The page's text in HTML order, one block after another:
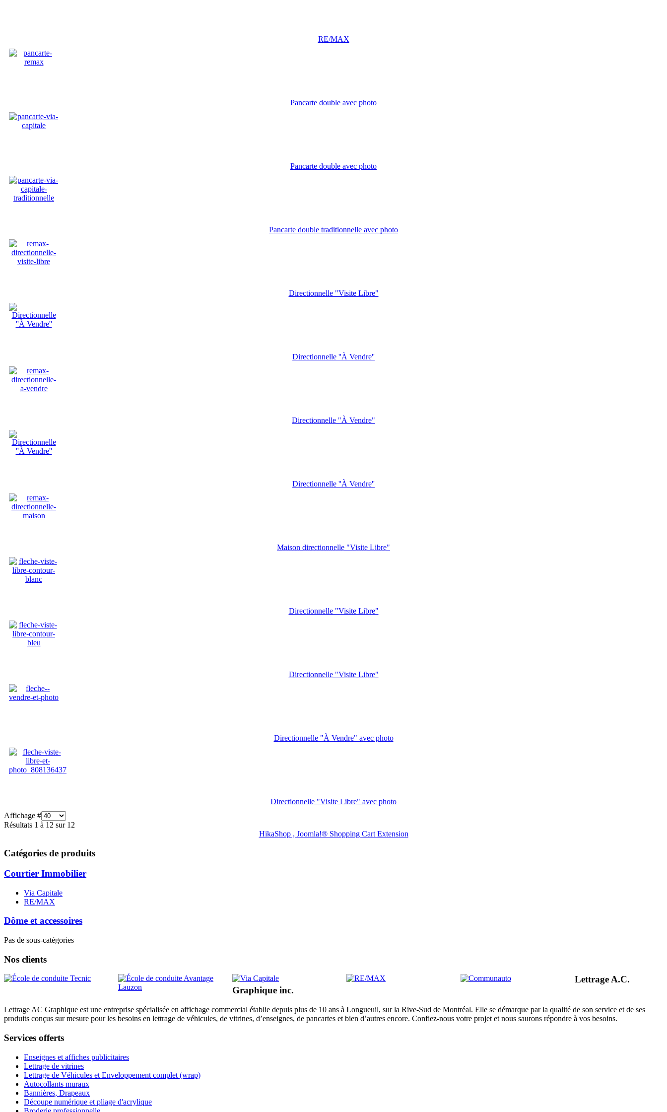
RE/MAX
Pancarte double avec photo
Pancarte double avec photo
Pancarte double traditionnelle avec photo
Directionnelle "Visite Libre"
Directionnelle ''À Vendre''
Directionnelle "À Vendre"
Directionnelle ''À Vendre''
Maison directionnelle "Visite Libre"
Directionnelle "Visite Libre"
Directionnelle "Visite Libre"
Directionnelle "À Vendre" avec photo
Directionnelle "Visite Libre" avec photo
Affichage #
Résultats 1 à 12 sur 12
HikaShop , Joomla!® Shopping Cart Extension
Catégories de produits
Courtier Immobilier
Via Capitale
RE/MAX
Dôme et accessoires
Pas de sous-catégories
Nos clients
Lettrage A.C.
Graphique inc.
Lettrage AC Graphique est une entreprise spécialisée en affichage commercial établie depuis plus de 10 ans à Longueuil, sur la Rive-Sud de Montréal. Elle se démarque par la qualité de son service et de ses
produits conçus sur mesure pour les besoins en lettrage de véhicules, de vitrines, d’enseignes, de pancartes et bien d’autres encore. Confiez-nous votre projet et nous saurons répondre à vos besoins.
Services offerts
Enseignes et affiches publicitaires
Lettrage de vitrines
Lettrage de Véhicules et Enveloppement complet (wrap)
Autocollants muraux
Bannières, Drapeaux
Découpe numérique et pliage d'acrylique